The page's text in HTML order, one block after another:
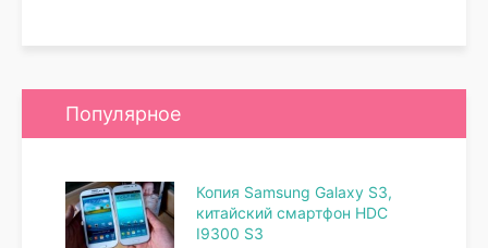
Популярное
Копия Samsung Galaxy S3,
китайский смартфон HDC
I9300 S3